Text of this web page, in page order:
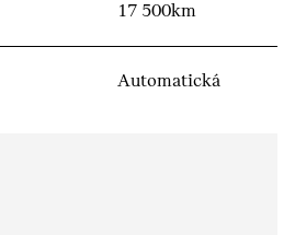
17 500km
Automatická